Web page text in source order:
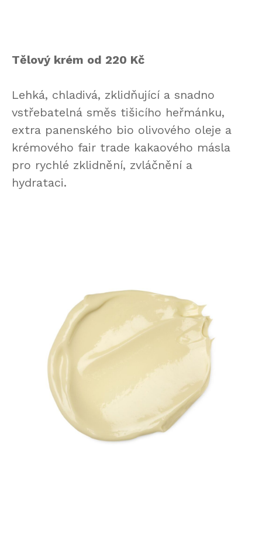
Tělový krém od 220 Kč
Lehká, chladivá, zklidňující a snadno
vstřebatelná směs tišicího heřmánku,
extra panenského bio olivového oleje a
krémového fair trade kakaového másla
pro rychlé zklidnění, zvláčnění a
hydrataci.